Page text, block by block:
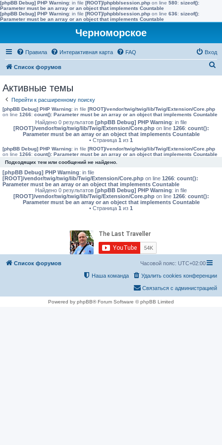
[phpBB Debug] PHP Warning: in file [ROOT]/phpbb/session.php on line 580: sizeof():
Parameter must be an array or an object that implements Countable
[phpBB Debug] PHP Warning: in file [ROOT]/phpbb/session.php on line 636: sizeof():
Parameter must be an array or an object that implements Countable
Черноморское
Правила Интерактивная карта FAQ Вход
Список форумов
к
Активные темы
Перейти к расширенному поиску
[phpBB Debug] PHP Warning: in file [ROOT]/vendor/twig/twig/lib/Twig/Extension/Core.php
on line 1266: count(): Parameter must be an array or an object that implements Countable
Найдено 0 результатов [phpBB Debug] PHP Warning: in file
[ROOT]/vendor/twig/twig/lib/Twig/Extension/Core.phpon line 1266: count():
Parameter must be an array or an object that implements Countable
• Страница 1 из 1
[phpBB Debug] PHP Warning: in file [ROOT]/vendor/twig/twig/lib/Twig/Extension/Core.php
on line 1266: count(): Parameter must be an array or an object that implements Countable
Подходящих тем или сообщений не найдено.
[phpBB Debug] PHP Warning: in file
[ROOT]/vendor/twig/twig/lib/Twig/Extension/Core.php on line 1266: count():
Parameter must be an array or an object that implements Countable
Найдено 0 результатов [phpBB Debug] PHP Warning: in file
[ROOT]/vendor/twig/twig/lib/Twig/Extension/Core.phpon line 1266: count():
Parameter must be an array or an object that implements Countable
• Страница 1 из 1
Список форумов Часовой пояс: UTC+02:00
Удалить cookies конференции
Наша команда
Связаться с администрацией
Powered by phpBB® Forum Software © phpBB Limited